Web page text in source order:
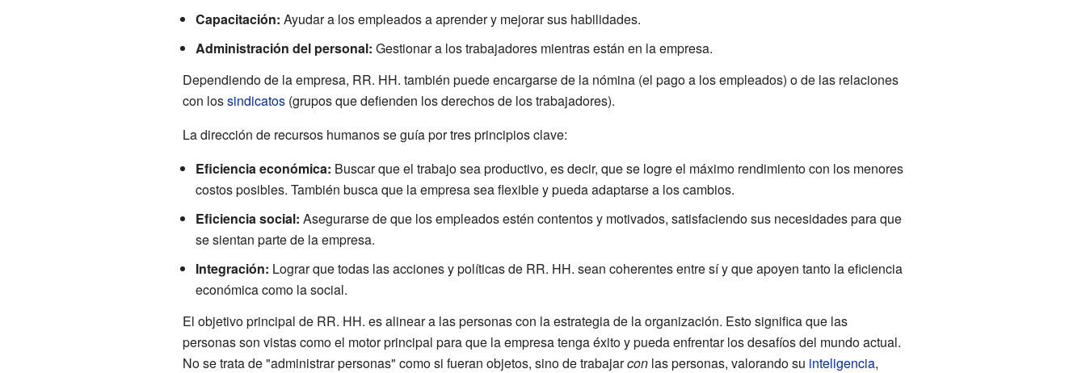
Capacitación: Ayudar a los empleados a aprender y mejorar sus habilidades.
Administración del personal: Gestionar a los trabajadores mientras están en la empresa.
Dependiendo de la empresa, RR. HH. también puede encargarse de la nómina (el pago a los empleados) o de las relaciones
con lossindicatos(grupos que defienden los derechos de los trabajadores).
La dirección de recursos humanos se guía por tres principios clave:
Eficiencia económica: Buscar que el trabajo sea productivo, es decir, que se logre el máximo rendimiento con los menores
costos posibles. También busca que la empresa sea flexible y pueda adaptarse a los cambios.
Eficiencia social: Asegurarse de que los empleados estén contentos y motivados, satisfaciendo sus necesidades para que
se sientan parte de la empresa.
Integración: Lograr que todas las acciones y políticas de RR. HH. sean coherentes entre sí y que apoyen tanto la eficiencia
económica como la social.
El objetivo principal de RR. HH. es alinear a las personas con la estrategia de la organización. Esto significa que las
personas son vistas como el motor principal para que la empresa tenga éxito y pueda enfrentar los desafíos del mundo actual.
No se trata de "administrar personas" como si fueran objetos, sino de trabajarconlas personas, valorando su inteligencia,